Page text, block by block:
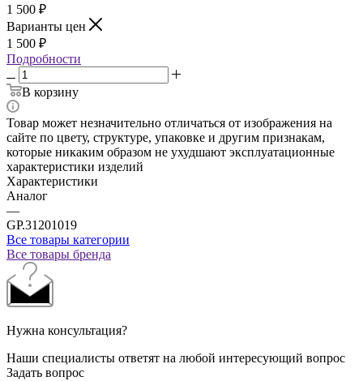
1 500 ₽
Варианты цен
1 500 ₽
Подробности
В корзину
Товар может незначительно отличаться от изображения на
сайте по цвету, структуре, упаковке и другим признакам,
которые никаким образом не ухудшают эксплуатационные
характеристики изделий
Характеристики
Аналог
—
GP.31201019
Все товары категории
Все товары бренда
Нужна консультация?
Наши специалисты ответят на любой интересующий вопрос
Задать вопрос